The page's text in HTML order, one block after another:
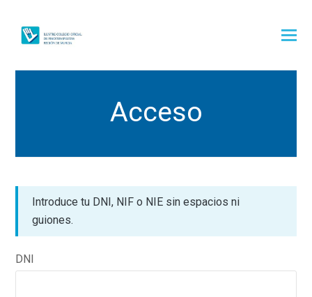
Acceso
Introduce tu DNI, NIF o NIE sin espacios ni
guiones.
DNI